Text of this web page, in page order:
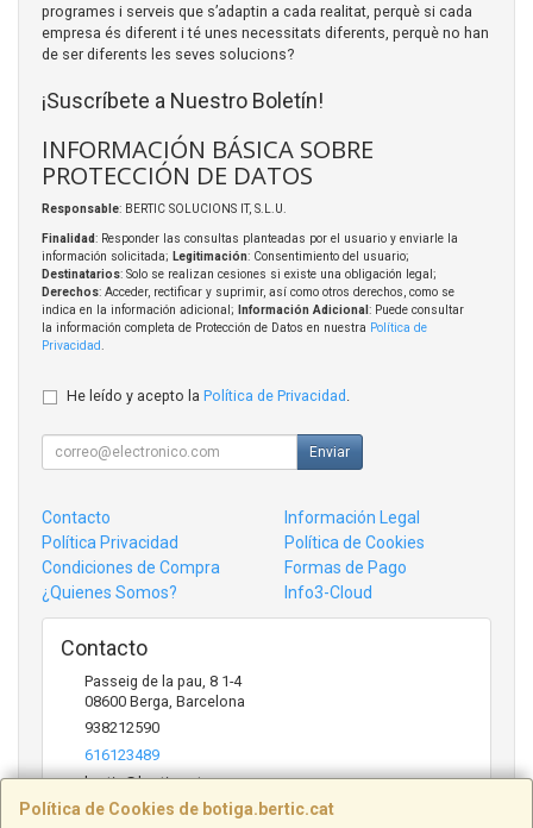
Política de Cookies de botiga.bertic.cat
programes i serveis que s’adaptin a cada realitat, perquè si cada
empresa és diferent i té unes necessitats diferents, perquè no han
de ser diferents les seves solucions?
¡Suscríbete a Nuestro Boletín!
INFORMACIÓN BÁSICA SOBRE
PROTECCIÓN DE DATOS
Responsable: BERTIC SOLUCIONS IT, S.L.U.
Finalidad: Responder las consultas planteadas por el usuario y enviarle la
información solicitada; Legitimación: Consentimiento del usuario;
Destinatarios: Solo se realizan cesiones si existe una obligación legal;
Derechos: Acceder, rectificar y suprimir, así como otros derechos, como se
indica en la información adicional;
Información Adicional : Puede consultar
la información completa de Protección de Datos en nuestra Política de
Privacidad
He leído y acepto la Política de Privacidad
Enviar
Contacto
Información Legal
Política Privacidad
Política de Cookies
Condiciones de Compra
Formas de Pago
¿Quienes Somos?
Info3-Cloud
Contacto
Passeig de la pau, 8 1-4
08600 Berga Barcelona
938212590
616123489
bertic@bertic.cat